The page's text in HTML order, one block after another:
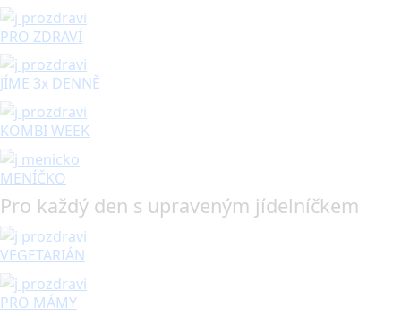
PRO ZDRAVÍ
JÍME 3x DENNĚ
KOMBI WEEK
MENÍČKO
Pro každý den s upraveným jídelníčkem
VEGETARIÁN
PRO MÁMY